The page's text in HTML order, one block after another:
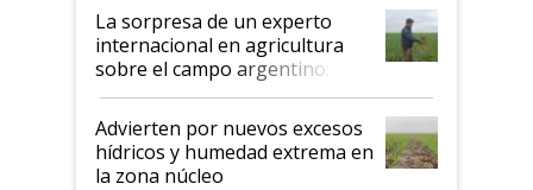
La sorpresa de un experto
internacional en agricultura
sobre el campo argentino:
"Estoy muy impresionado"
Advierten por nuevos excesos
hídricos y humedad extrema en
la zona núcleo